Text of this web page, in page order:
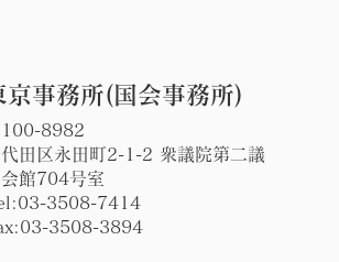
京事務所(国会事務所)
100-8982
田区永田町2-1-2 衆議院第二議
会館704号室
03-3508-7414
3508-3894